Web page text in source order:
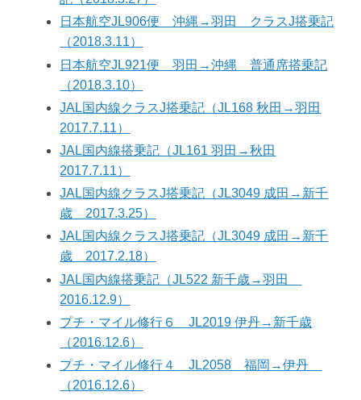
日本航空JL906便 沖縄→羽田 クラスJ搭乗記
（2018.3.11）
日本航空JL921便 羽田→沖縄 普通席搭乗記
（2018.3.10）
JAL国内線クラスJ搭乗記（JL168 秋田→羽田
2017.7.11）
JAL国内線搭乗記（JL161 羽田→秋田
2017.7.11）
JAL国内線クラスJ搭乗記（JL3049 成田→新千
歳 2017.3.25）
JAL国内線クラスJ搭乗記（JL3049 成田→新千
歳 2017.2.18）
JAL国内線搭乗記（JL522 新千歳→羽田
2016.12.9）
プチ・マイル修行６ JL2019 伊丹→新千歳
（2016.12.6）
プチ・マイル修行４ JL2058 福岡→伊丹
（2016.12.6）